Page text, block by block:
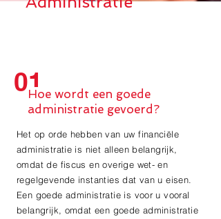
01Hoe wordt een goede
administratie gevoerd?
Het op orde hebben van uw financiële
administratie is niet alleen belangrijk,
omdat de fiscus en overige wet- en
regelgevende instanties dat van u eisen.
Een goede administratie is voor u vooral
belangrijk, omdat een goede administratie